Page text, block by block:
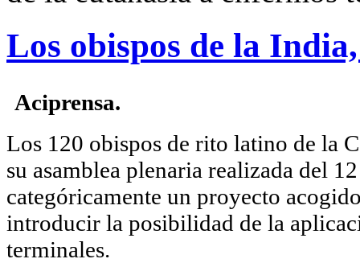
Los obispos de la
Aciprensa.
Los 120 obispos de rito latino de la
su asamblea plenaria realizada del
categóricamente un proyecto
introducir la posibilidad de la
terminales.